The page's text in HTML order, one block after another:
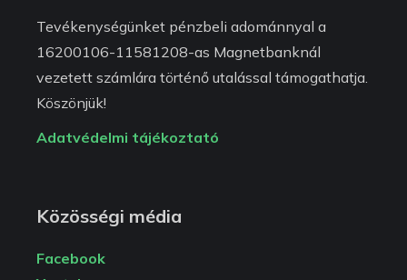
Tevékenységünket pénzbeli adománnyal a
16200106-11581208-as Magnetbanknál
vezetett számlára történő utalással támogathatja.
Köszönjük!
Adatvédelmi tájékoztató
Közösségi média
Facebook